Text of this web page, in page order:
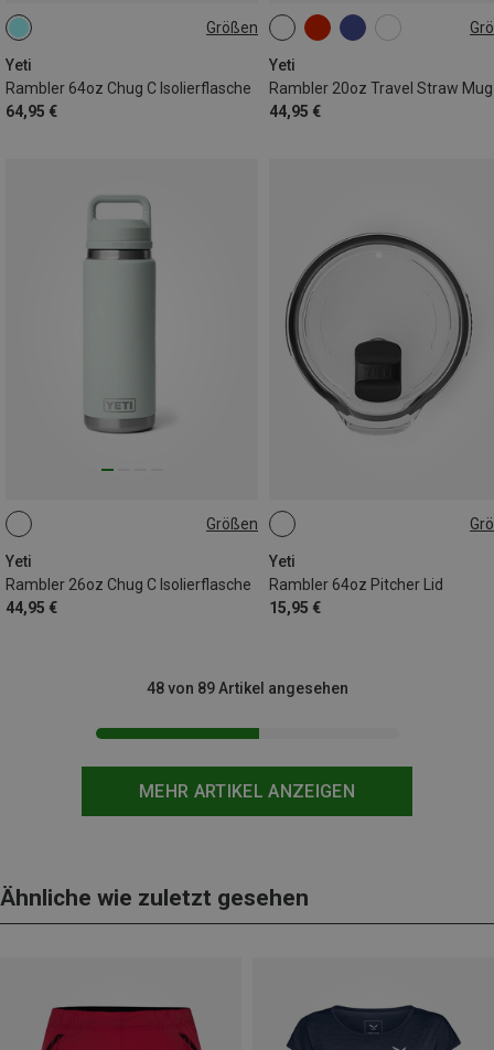
Größen
Yeti
Rambler 64oz Chug C Isolierflasche
64,95 €
1.9L
Yeti
44,95 €
591ML
Größen
Yeti
Rambler 26oz Chug C Isolierflasche
44,95 €
769ML
Yeti
Rambler 64oz Pitcher Lid
15,95 €
ONE SIZE
MEHR ARTIKEL ANZEIGEN
48 von 89 Artikel angesehen
Ähnliche wie zuletzt gesehen